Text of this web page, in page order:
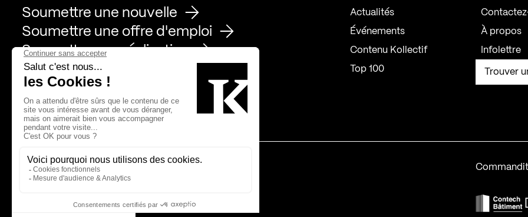
Soumettre une nouvelle
Soumettre une offre d'emploi
Soumettre une réalisation
Actualités
Événements
Contenu Kollectif
Top 100
À propos
Infolettre
Trouver
Page Facebook de Kollectif
Page Instagram de Kollectif
Page Linkedin de Kollectif
Partenaires